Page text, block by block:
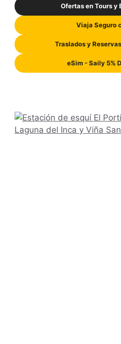
Ofertas en Tours y
Viaja Seguro
Traslados y
eSim - Saily 5%